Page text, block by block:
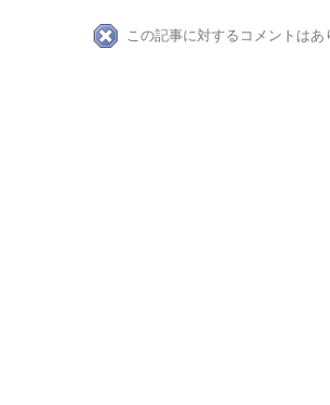
この記事に対するコメントはあ